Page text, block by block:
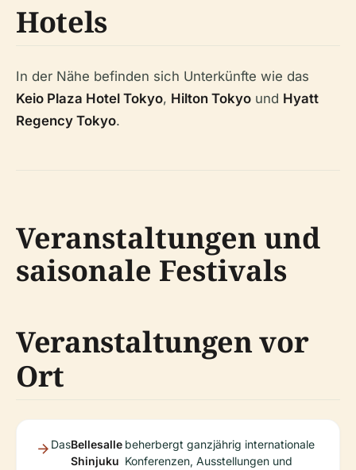
Hotels
In der Nähe befinden sich Unterkünfte wie das
Keio Plaza Hotel Tokyo, Hilton Tokyo und Hyatt
Regency Tokyo.
Veranstaltungen und
saisonale Festivals
Veranstaltungen vor
Ort
DasBellesalle
Shinjuku
beherbergt ganzjährig internationale
Konferenzen, Ausstellungen und